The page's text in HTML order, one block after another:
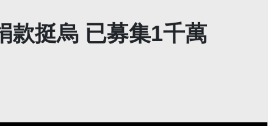
款挺烏 已募集1千萬